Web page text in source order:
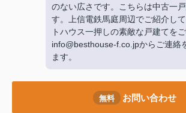
のない広さです。こちらは中古一
す。上信電鉄馬庭周辺でご紹介し
トハウス一押しの素敵な戸建てをご
info@besthouse-f.co.jpからご連絡
ます。
無料 お問い合わせ